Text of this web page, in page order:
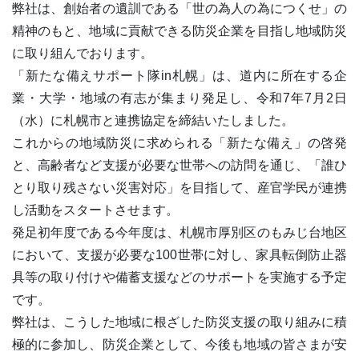
弊社は、創始者の遺訓である「世の為人の為につくせ」の
精神のもと、地域に貢献できる防災企業を目指し地域防災
に取り組んでおります。
「新たな備えサポート隊in札幌」は、道内に所在する企
業・大学・地域の有志が集まり発足し、令和7年7月2日
（水）に札幌市と連携協定を締結いたしました。
これからの地域防災に求められる「新たな備え」の啓発
と、高齢者など支援が必要な世帯への訪問を通じ、「誰ひ
とり取り残さない災害対応」を目指して、産官学民が連携
し活動をスタートさせます。
発足初年度である今年度は、札幌市厚別区のもみじ台地区
において、支援が必要な100世帯に対し、家具転倒防止器
具等の取り付けや備蓄支援などのサポートを実施する予定
です。
弊社は、こうした地域に根ざした防災支援の取り組みに積
極的に参加し、防災企業として、今後も地域の皆さまが安